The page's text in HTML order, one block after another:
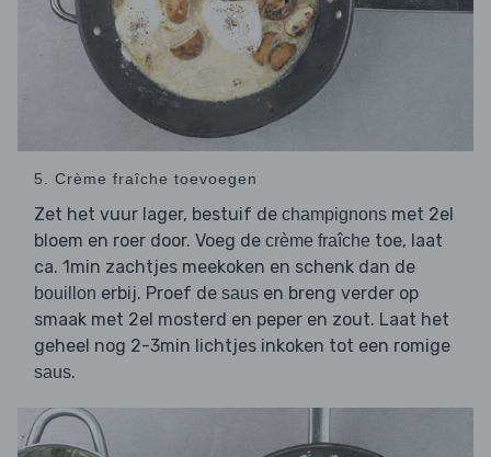
5. Crème fraîche toevoegen
Zet het vuur lager, bestuif de champignons met 2el
bloem en roer door. Voeg de crème fraîche toe, laat
ca. 1min zachtjes meekoken en schenk dan de
bouillon erbij. Proef de saus en breng verder op
smaak met 2el mosterd en peper en zout. Laat het
geheel nog 2-3min lichtjes inkoken tot een romige
saus.